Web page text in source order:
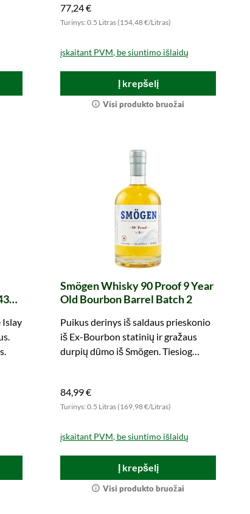
77,24 €
Turinys: 0.5 Litras (154,48 €/Litras)
įskaitant PVM, be siuntimo išlaidų
Į krepšelį
Visi produkto bruožai
Islay
Smögen Whisky 90 Proof 9 Year
Old Bourbon Barrel Batch 2
Puikus derinys iš saldaus prieskonio
iš Ex-Bourbon statinių ir gražaus
durpių dūmo iš Smögen. Tiesiog
84,99 €
Turinys: 0.5 Litras (169,98 €/Litras)
įskaitant PVM, be siuntimo išlaidų
Į krepšelį
Visi produkto bruožai